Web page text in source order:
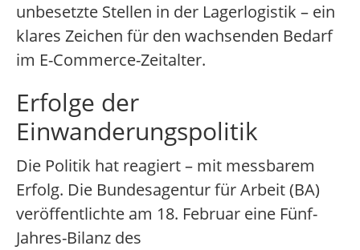
unbesetzte Stellen in der Lagerlogistik – ein
klares Zeichen für den wachsenden Bedarf
im E-Commerce-Zeitalter.
Erfolge der
Einwanderungspolitik
Die Politik hat reagiert – mit messbarem
Erfolg. Die Bundesagentur für Arbeit (BA)
veröffentlichte am 18. Februar eine Fünf-
Jahres-Bilanz des